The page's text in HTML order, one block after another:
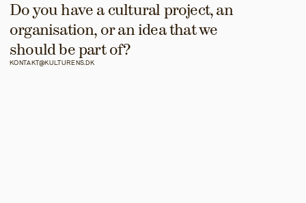
Do you have a cultural project, an
organisation, or an idea that we
should be part of?
KONTAKT@KULTURENS.DK